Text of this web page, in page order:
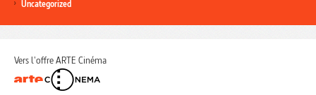
Uncategorized
Vers l'offre ARTE Cinéma